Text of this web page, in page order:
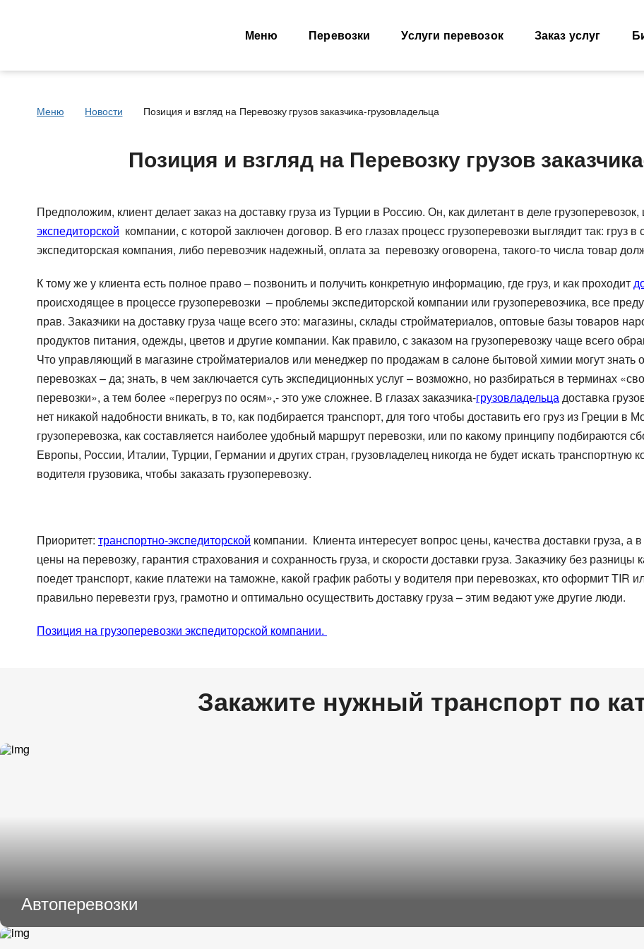
Меню Перевозки Услуги перевозок
Основные типы
Тентованный, полуприцеп
куб.
Мегатрейлер. Объём 105 куб.
Юмбо, объём 100 куб.метра
Автомобилей
Для Негабаритных грузов
Цельномет. Изотерма
Типы перевозок
Автомобильные грузоперевозки
Перевозки сборных грузов
Контейнеровоз 20фут, 40фут
Для Опасного груза ADR
Для Сборного груза от 200кг
Грузовые авиа перевозки
Зерновозы, перевозка зерна
Автоперевозки спецтехники
Морские перевозки
Перевозки и доставка
Стоимость морских перевозок
Перевозки морем по странам
Перевозим грузы по морю
Направления
Стоимость
вагонами
Заказ услуг
Меню Новости Позиция и взгляд на Перевозку грузов заказчика-грузовладельца
Позиция и взгляд на Перевозку грузов
Предположим, клиент делает заказ на доставку груза из Турции в Россию. Он, как дилетант в деле
экспедиторской компании, с которой заключен договор. В его глазах процесс грузоперевозки выглядит так: груз
экспедиторская компания, либо перевозчик надежный, оплата за перевозку оговорена, такого-то числа товар
К тому же у клиента есть полное право – позвонить и получить конкретную информацию, где груз, и как проходит
происходящее в процессе грузоперевозки – проблемы экспедиторской компании или грузоперевозчика, все
прав. Заказчики на доставку груза чаще всего это: магазины, склады стройматериалов, оптовые базы товаров
продуктов питания, одежды, цветов и другие компании. Как правило, с заказом на грузоперевозку чаще всего
Что управляющий в магазине стройматериалов или менеджер по продажам в салоне бытовой химии могут знать
перевозках – да; знать, в чем заключается суть экспедиционных услуг – возможно, но разбираться в терминах
перевозки», а тем более «перегруз по осям»,- это уже сложнее. В глазах заказчика-грузовладельцадоставка
нет никакой надобности вникать, в то, как подбирается транспорт, для того чтобы доставить его груз из Греции в
грузоперевозка, как составляется наиболее удобный маршрут перевозки, или по какому принципу подбираются
Европы, России, Италии, Турции, Германии и других стран, грузовладелец никогда не будет искать
водителя грузовика, чтобы заказать грузоперевозку.
Приоритет: транспортно-экспедиторской компании. Клиента интересует вопрос цены, качества доставки груза, а
цены на перевозку, гарантия страхования и сохранность груза, и скорости доставки груза. Заказчику без разницы
поедет транспорт, какие платежи на таможне, какой график работы у водителя при перевозках, кто оформит TIR
правильно перевезти груз, грамотно и оптимально осуществить доставку груза – этим ведают уже другие люди.
Позиция на грузоперевозки экспедиторской компании.
Закажите нужный транспорт по
Автоперевозки